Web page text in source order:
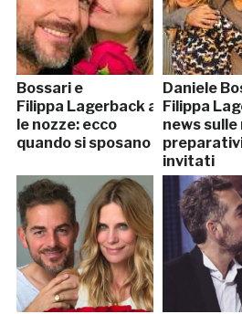
Bossari e
Filippa Lagerback anticipano
le nozze: ecco
quando si sposano
Daniele
Filippa
news sulle
invitati